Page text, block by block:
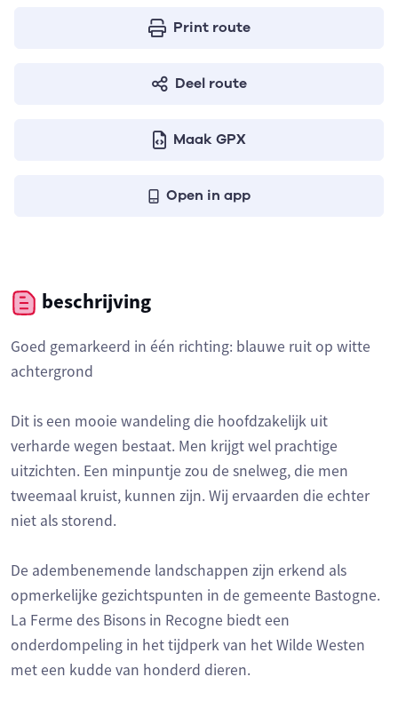
Print route
Deel route
Maak GPX
Open in app
beschrijving
Goed gemarkeerd in één richting: blauwe ruit op witte
achtergrond
Dit is een mooie wandeling die hoofdzakelijk uit
verharde wegen bestaat. Men krijgt wel prachtige
uitzichten. Een minpuntje zou de snelweg, die men
tweemaal kruist, kunnen zijn. Wij ervaarden die echter
niet als storend.
De adembenemende landschappen zijn erkend als
opmerkelijke gezichtspunten in de gemeente Bastogne.
La Ferme des Bisons in Recogne biedt een
onderdompeling in het tijdperk van het Wilde Westen
met een kudde van honderd dieren.